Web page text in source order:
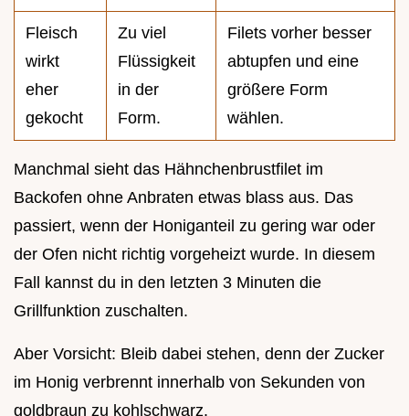
Fleisch
wirkt
eher
gekocht
Zu viel
Flüssigkeit
in der
Form.
Filets vorher besser
abtupfen und eine
größere Form
wählen.
Manchmal sieht das Hähnchenbrustfilet im
Backofen ohne Anbraten etwas blass aus. Das
passiert, wenn der Honiganteil zu gering war oder
der Ofen nicht richtig vorgeheizt wurde. In diesem
Fall kannst du in den letzten 3 Minuten die
Grillfunktion zuschalten.
Aber Vorsicht: Bleib dabei stehen, denn der Zucker
im Honig verbrennt innerhalb von Sekunden von
goldbraun zu kohlschwarz.